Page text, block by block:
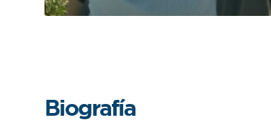
Conocer más
Biografía